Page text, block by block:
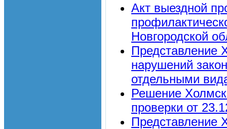
Акт выездной
Новгородской
Представление
нарушений
отдельными
Решение
проверки от
Представление